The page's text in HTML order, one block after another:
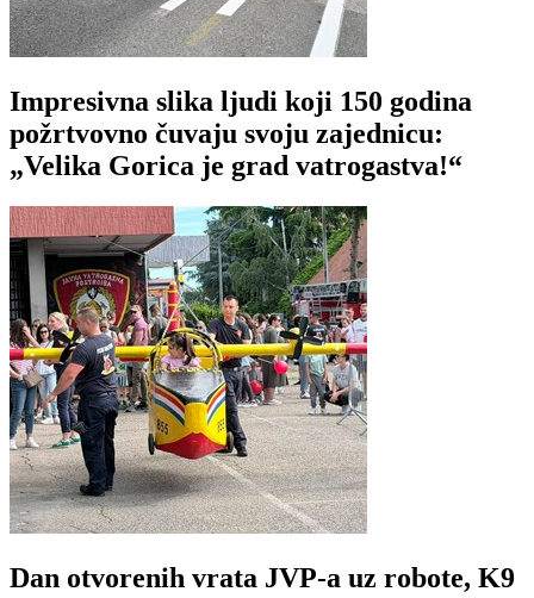
Impresivna slika ljudi koji 150 godina
požrtvovno čuvaju svoju zajednicu:
„Velika Gorica je grad vatrogastva!“
Dan otvorenih vrata JVP-a uz robote, K9